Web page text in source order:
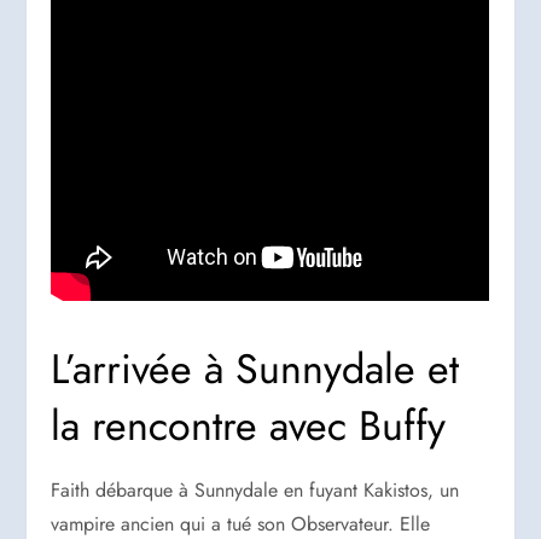
L’arrivée à Sunnydale et
la rencontre avec Buffy
Faith débarque à Sunnydale en fuyant Kakistos, un
vampire ancien qui a tué son Observateur. Elle